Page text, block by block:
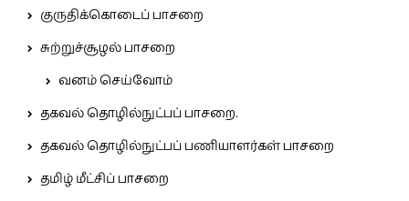
குருதிக்கொடைப் பாசறை
சுற்றுச்சூழல் பாசறை
வனம் செய்வோம்
தகவல் தொழில்நுட்பப் பாசறை.
தகவல் தொழில்நுட்பப் பணியாளர்கள் பாசறை
தமிழ் மீட்சிப் பாசறை